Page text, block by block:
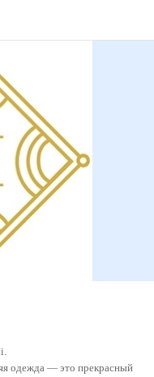
одежда — это прекрасный